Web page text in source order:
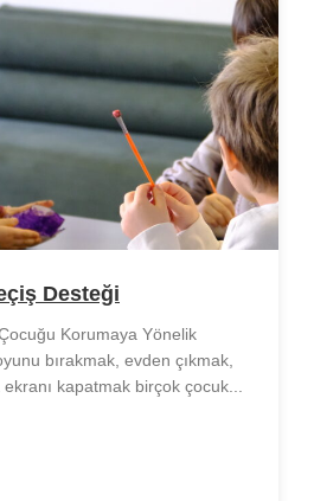
Desteği
Korumaya Yönelik
bırakmak, evden çıkmak,
kapatmak birçok çocuk...